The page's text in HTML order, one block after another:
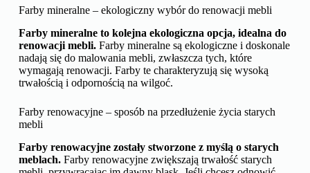
Farby mineralne – ekologiczny wybór do renowacji mebli
Farby mineralne to kolejna ekologiczna opcja, idealna do
renowacji mebli.Farby mineralne są ekologiczne i doskonale
nadają się do malowania mebli, zwłaszcza tych, które
wymagają renowacji. Farby te charakteryzują się wysoką
trwałością i odpornością na wilgoć.
Farby renowacyjne – sposób na przedłużenie życia starych
mebli
Farby renowacyjne zostały stworzone z myślą o starych
meblach.Farby renowacyjne zwiększają trwałość starych